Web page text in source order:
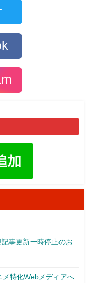
事更新一時停止のお
特化Webメディアへ